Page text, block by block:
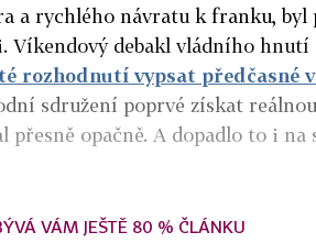
a rychlého návratu k franku,
Víkendový debakl vládního hnutí
rozhodnutí vypsat předčasné
sdružení poprvé získat
opačně. A dopadlo to i na
VÁM JEŠTĚ 80 % ČLÁNKU